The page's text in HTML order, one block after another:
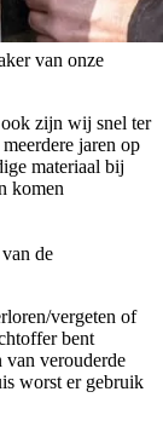
van onze
zijn wij snel ter
jaren op
materiaal bij
komen
de
vergeten of
bent
van verouderde
worst er gebruik